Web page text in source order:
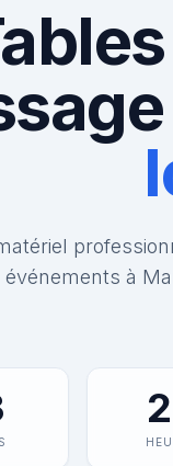
événements à